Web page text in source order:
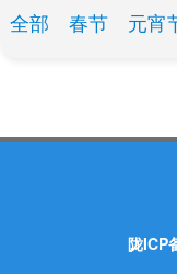
全部 春节 元宵
陇ICP